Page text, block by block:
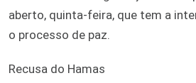
aberto, quinta-feira, que tem a
o processo de paz.
Recusa do Hamas